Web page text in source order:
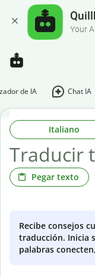
Your
de IA Chat IA
Italiano
Pegar texto
Recibe consejos
traducción. Inicia
palabras